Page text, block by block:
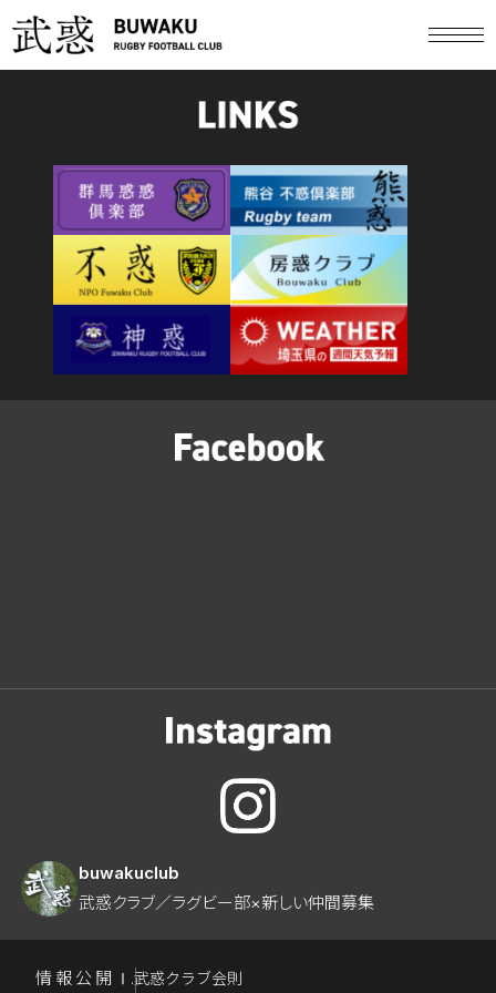
buwakuclub
武惑クラブ／ラグビー部×新しい仲間募集
情報公開 Ⅰ.武惑クラブ会則